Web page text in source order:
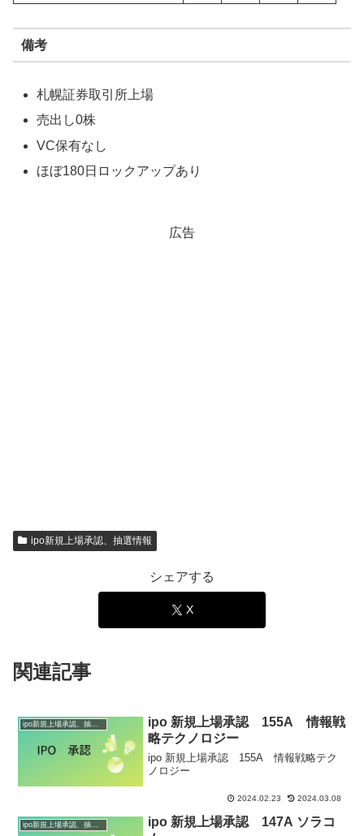
備考
札幌証券取引所上場
売出し0株
VC保有なし
ほぼ180日ロックアップあり
広告
ipo新規上場承認、抽選情報
シェアする
X
関連記事
ipo 新規上場承認 155A 情報戦
略テクノロジー
ipo 新規上場承認 155A 情報戦略テク
ノロジー
2024.02.23 2024.03.08
ipo 新規上場承認 147A ソラコ